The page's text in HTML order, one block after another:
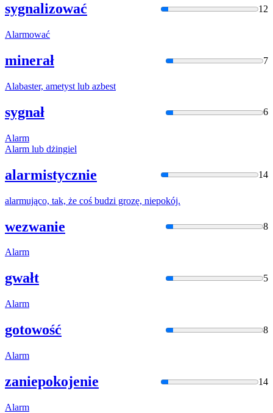
sygnalizować 12
Alarmować
minerał 7
Alabaster, ametyst lub azbest
sygnał 6
Alarm
Alarm lub dżingiel
alarmistycznie 14
alarmująco, tak, że coś budzi grozę, niepokój.
wezwanie 8
Alarm
gwałt 5
Alarm
gotowość 8
Alarm
zaniepokojenie 14
Alarm